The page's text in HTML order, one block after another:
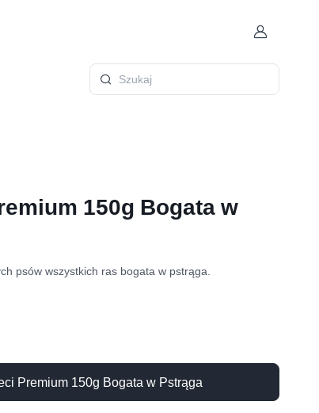
Konto
Szukaj
150g Bogata w
psów wszystkich ras bogata w pstrąga.
Premium 150g Bogata w Pstrąga